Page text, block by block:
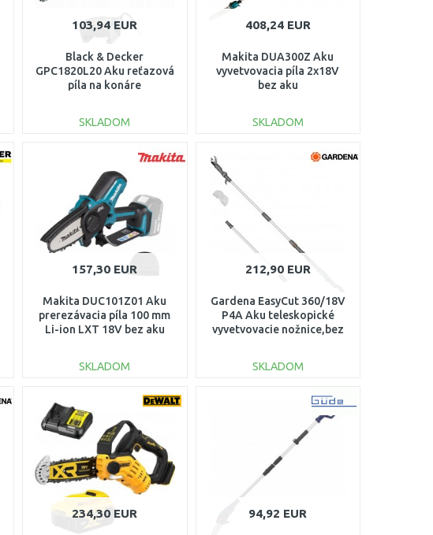
103,94 EUR
Black & Decker
GPC1820L20 Aku reťazová
píla na konáre
SKLADOM
DO KOŠÍKA
Porovnať
408,24 EUR
Makita DUA300Z Aku
vyvetvovacia píla 2x18V
bez aku
SKLADOM
DO KOŠÍKA
157,30 EUR
Makita DUC101Z01 Aku
prerezávacia píla 100 mm
Li-ion LXT 18V bez aku
SKLADOM
DO KOŠÍKA
Porovnať
212,90 EUR
Gardena EasyCut 360/18V
P4A Aku teleskopické
vyvetvovacie nožnice,bez
SKLADOM
DO KOŠÍKA
Porovnať
234,30 EUR 94,92 EUR